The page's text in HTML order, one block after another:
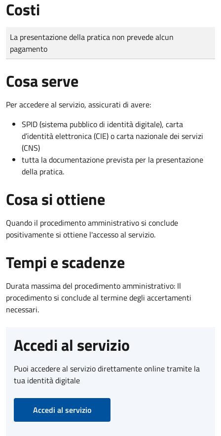
Costi
Tipo di pagamento
Importo
La presentazione della pratica non prevede alcun
pagamento
Cosa serve
Per accedere al servizio, assicurati di avere:
SPID (sistema pubblico di identità digitale), carta
d’identità elettronica (CIE) o carta nazionale dei servizi
(CNS)
tutta la documentazione prevista per la presentazione
della pratica.
Cosa si ottiene
Quando il procedimento amministrativo si conclude
positivamente si ottiene l'accesso al servizio.
Tempi e scadenze
Durata massima del procedimento amministrativo: Il
procedimento si conclude al termine degli accertamenti
necessari.
Accedi al servizio
Puoi accedere al servizio direttamente online tramite la
tua identità digitale
Accedi al servizio